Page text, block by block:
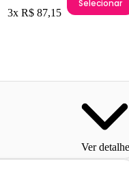
3x R$ 87,15
Selecionar
Ver